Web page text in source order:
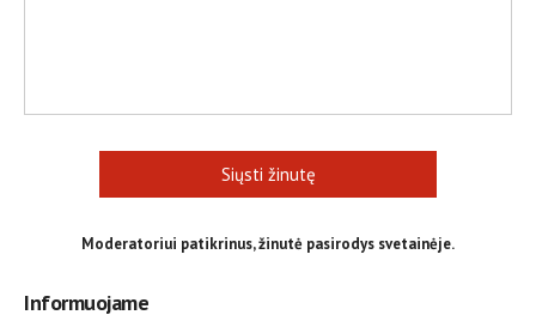
Siųsti žinutę
Moderatoriui patikrinus, žinutė pasirodys svetainėje.
Informuojame